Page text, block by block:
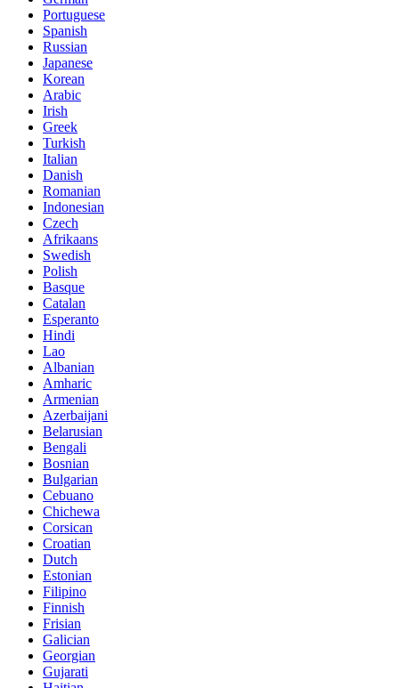
Portuguese
Spanish
Russian
Japanese
Korean
Arabic
Irish
Greek
Turkish
Italian
Danish
Romanian
Indonesian
Czech
Afrikaans
Swedish
Polish
Basque
Catalan
Esperanto
Hindi
Lao
Albanian
Amharic
Armenian
Azerbaijani
Belarusian
Bengali
Bosnian
Bulgarian
Cebuano
Chichewa
Corsican
Croatian
Dutch
Estonian
Filipino
Finnish
Frisian
Galician
Georgian
Gujarati